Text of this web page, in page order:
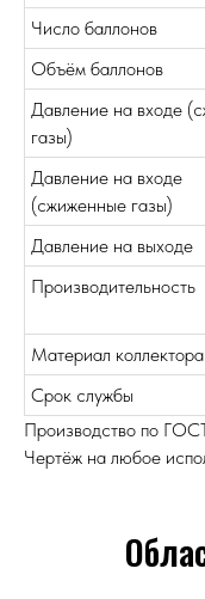
Число баллонов
Объём баллонов
Давление на входе
газы)
Давление на входе
(сжиженные газы)
Давление на выходе
Производительность
Материал коллектора
Срок службы
Производство по
Чертёж на любое